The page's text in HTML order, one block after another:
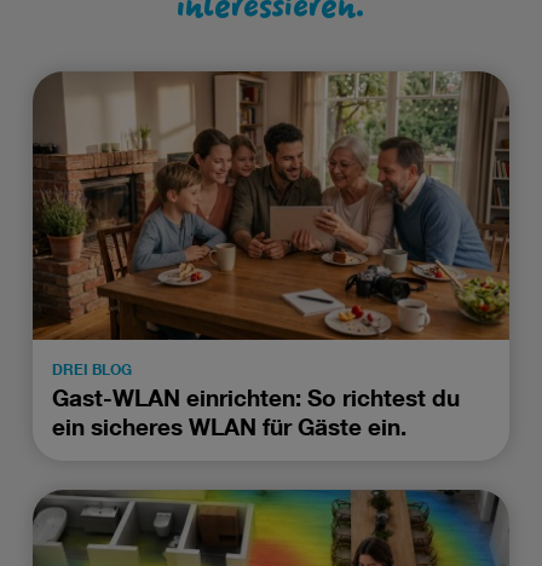
DREI BLOG
Gast-WLAN einrichten: So richtest du
ein sicheres WLAN für Gäste ein.